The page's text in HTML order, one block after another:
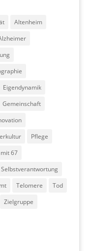
Altenheim
Eigendynamik
Gemeinschaft
Pflege
67
Selbstverantwortung
Telomere
Tod
Zielgruppe